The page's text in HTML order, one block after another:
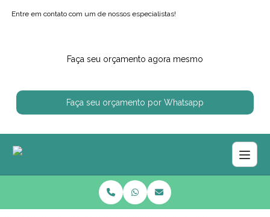
Entre em contato com um de nossos especialistas!
Faça seu orçamento agora mesmo
Faça seu orçamento por Whatsapp